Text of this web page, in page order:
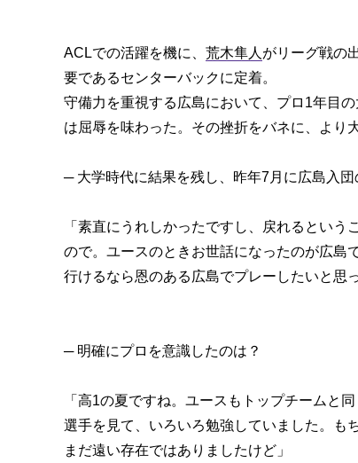
ACLでの活躍を機に、 荒木隼人がリーグ戦の
要であるセンターバックに定着。
守備力を重視する広島において、プロ1年目
は屈辱を味わった。その挫折をバネに、より
─ 大学時代に結果を残し、昨年7月に広島入団
「素直にうれしかったですし、戻れるとい
ので。ユースのときお世話になったのが広島
行けるなら恩のある広島でプレーしたいと思
─ 明確にプロを意識したのは？
「高1の夏ですね。ユースもトップチームと
選手を見て、いろいろ勉強していました。も
まだ遠い存在ではありましたけど」